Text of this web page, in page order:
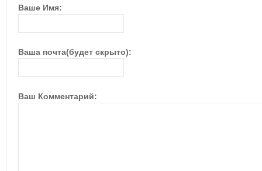
Ваше Имя:
Ваша почта(будет скрыто):
Ваш Комментарий: